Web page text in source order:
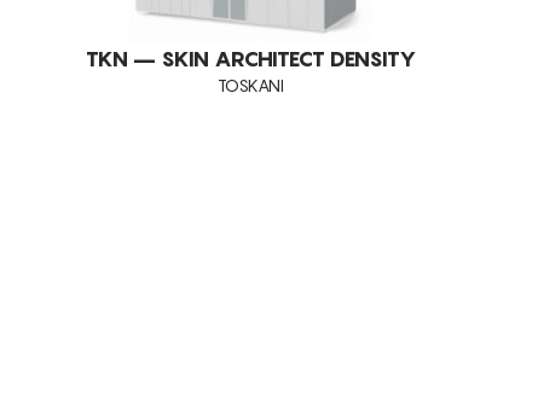
TKN – SKIN ARCHITECT DENSITY
TOSKANI